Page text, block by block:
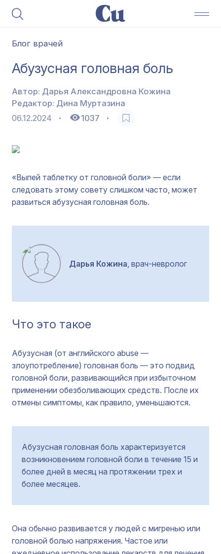
Блог врачей
Абузусная головная боль
Автор: Дарья Александровна Кожина
Редактор: Дина Муртазина
06.12.2024
1037
«Выпей таблетку от головной боли» — если
следовать этому совету слишком часто, может
развиться абузусная головная боль.
Дарья Кожина , врач-невролог
Что это такое
Абузусная (от английского abuse —
злоупотребление) головная боль — это подвид
головной боли, развивающийся при избыточном
применении обезболивающих средств. После их
отмены симптомы, как правило, уменьшаются.
Абузусная головная боль характеризуется
возникновением головной боли в течение 15 и
более дней в месяц на протяжении трех и
более месяцев.
Она обычно развивается у людей с мигренью или
головной болью напряжения. Частое или